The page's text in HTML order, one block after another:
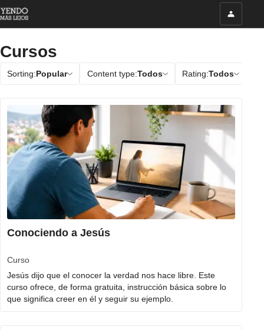
Cursos
Sorting:Popular Content type:Todos Rating:Todos
Conociendo a Jesús
Curso
Jesús dijo que el conocer la verdad nos hace libre. Este
curso ofrece, de forma gratuita, instrucción básica sobre lo
que significa creer en él y seguir su ejemplo.